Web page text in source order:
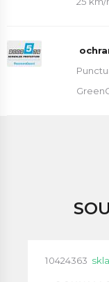
10424363